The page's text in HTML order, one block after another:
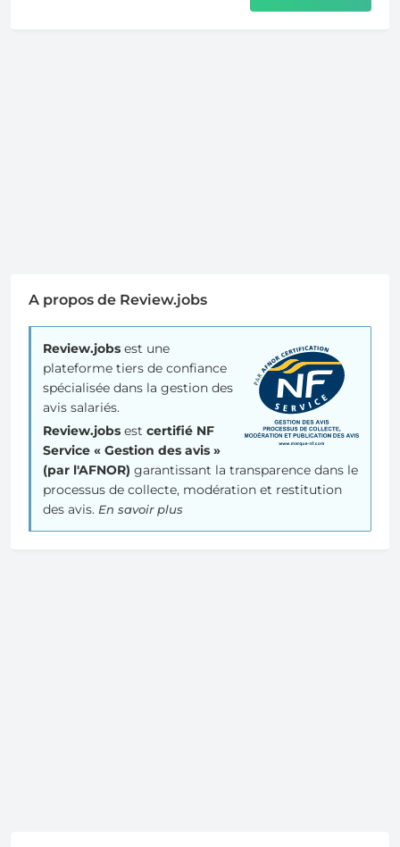
A propos de Review.jobs
Review.jobs est une
plateforme tiers de confiance
spécialisée dans la gestion des
avis salariés.
Review.jobs est certifié NF
Service « Gestion des avis »
(par l'AFNOR) garantissant la transparence dans le
processus de collecte, modération et restitution
des avis. En savoir plus